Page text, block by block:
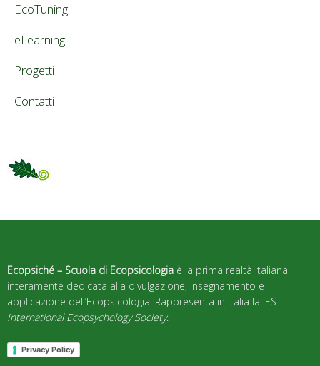
EcoTuning
eLearning
Progetti
Contatti
Ecopsiché – Scuola di Ecopsicologia è la prima realtà italiana
interamente dedicata alla divulgazione, insegnamento e
applicazione dell’Ecopsicologia. Rappresenta in Italia la IES –
International Ecopsychology Society.
Privacy Policy